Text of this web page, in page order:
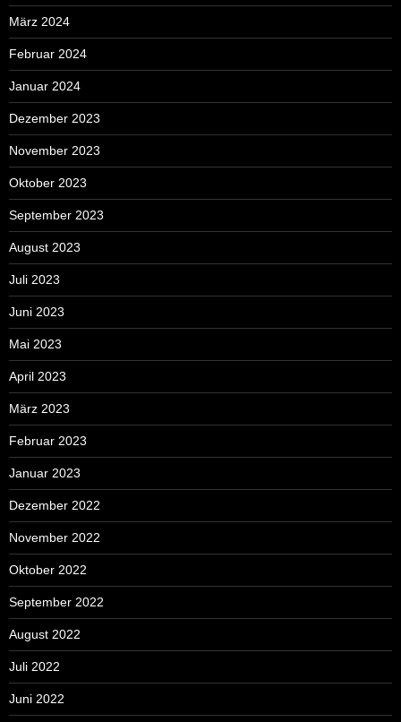
März 2024
Februar 2024
Januar 2024
Dezember 2023
November 2023
Oktober 2023
September 2023
August 2023
Juli 2023
Juni 2023
Mai 2023
April 2023
März 2023
Februar 2023
Januar 2023
Dezember 2022
November 2022
Oktober 2022
September 2022
August 2022
Juli 2022
Juni 2022